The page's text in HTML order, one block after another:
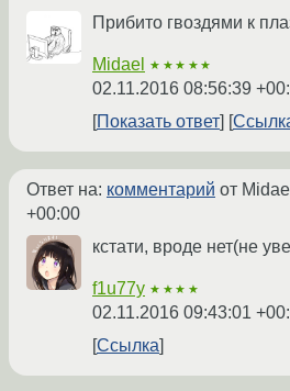
Прибито гвоздями к
Midael ★★★★★
02.11.2016 08:56:39
Показать ответ
Ответ на: комментарий от Midael
+00:00
кстати, вроде нет(не
f1u77y ★★★★
02.11.2016 09:43:01
Ссылка